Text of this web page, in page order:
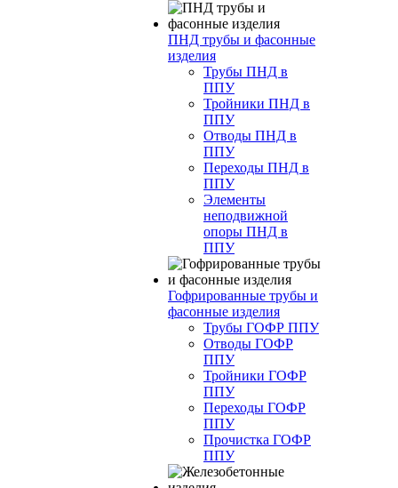
ПНД трубы и фасонные
изделия
Трубы ПНД в
ППУ
Тройники ПНД в
ППУ
Отводы ПНД в
ППУ
Переходы ПНД в
ППУ
Элементы
неподвижной
опоры ПНД в
ППУ
Гофрированные трубы и
фасонные изделия
Трубы ГОФР ППУ
Отводы ГОФР
ППУ
Тройники ГОФР
ППУ
Переходы ГОФР
ППУ
Прочистка ГОФР
ППУ